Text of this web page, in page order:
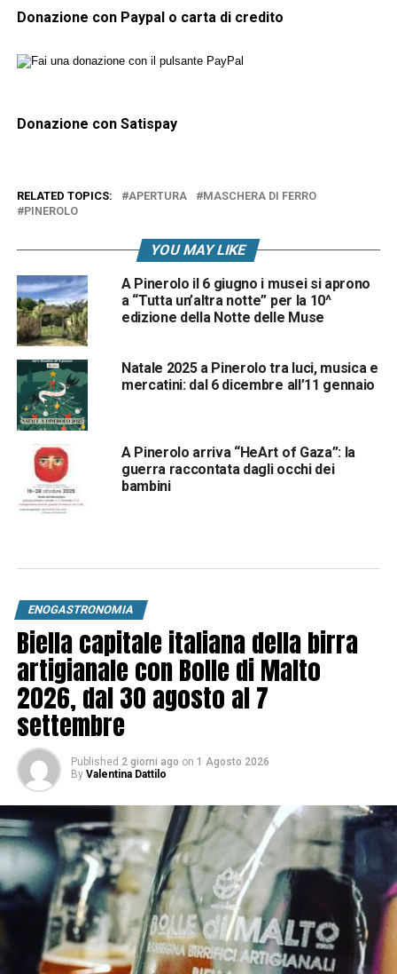
Donazione con Paypal o carta di credito
Donazione con Satispay
RELATED TOPICS: APERTURA
MASCHERA DI FERRO
PINEROLO
YOU MAY LIKE
A Pinerolo il 6 giugno i musei si aprono
a “Tutta un’altra notte” per la 10^
edizione della Notte delle Muse
Natale 2025 a Pinerolo tra luci, musica e
mercatini: dal 6 dicembre all’11 gennaio
A Pinerolo arriva “HeArt of Gaza”: la
guerra raccontata dagli occhi dei
bambini
ENOGASTRONOMIA
Biella capitale italiana della birra
artigianale con Bolle di Malto
2026, dal 30 agosto al 7
settembre
Published 2 giorni ago on 1 Agosto 2026
By Valentina Dattilo